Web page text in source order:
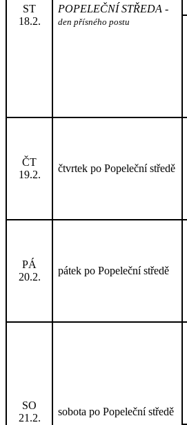
ST
18.2.
POPELEČNÍ STŘEDA -
den přísného postu
ČT
19.2.
čtvrtek po Popeleční středě
PÁ
20.2.
pátek po Popeleční středě
SO
21.2.
sobota po Popeleční středě